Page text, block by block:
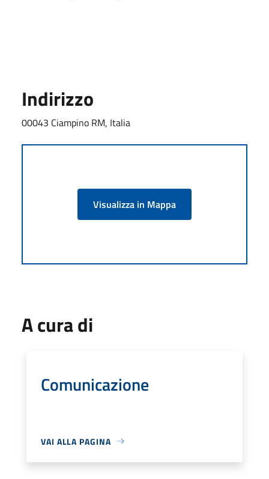
Indirizzo
00043 Ciampino RM, Italia
Visualizza in Mappa
A cura di
Comunicazione
VAI ALLA PAGINA